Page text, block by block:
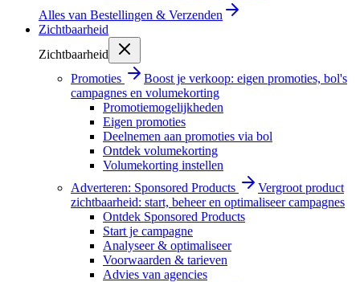
Alles van Bestellingen & Verzenden
Zichtbaarheid
Zichtbaarheid
Promoties
Boost je verkoop: eigen promoties, bol's
campagnes en volumekorting
Promotiemogelijkheden
Eigen promoties
Deelnemen aan promoties via bol
Ontdek volumekorting
Volumekorting instellen
Adverteren: Sponsored Products
Vergroot product
zichtbaarheid: start, beheer en optimaliseer campagnes
Ontdek Sponsored Products
Start je campagne
Analyseer & optimaliseer
Voorwaarden & tarieven
Advies van agencies